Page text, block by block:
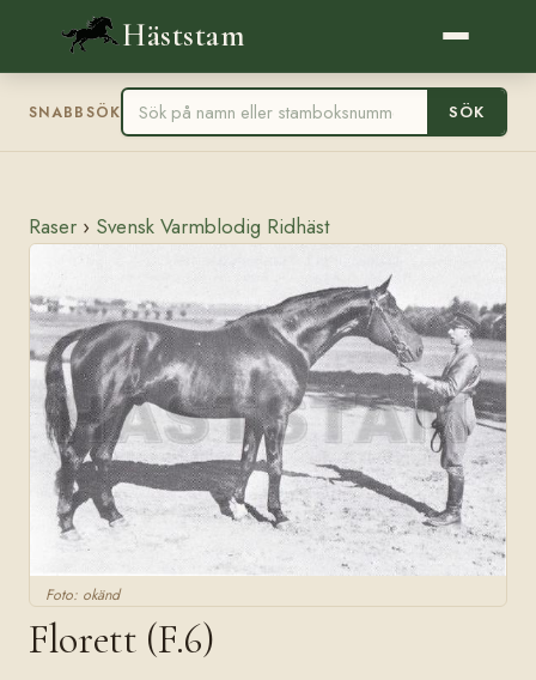
Häststam
SNABBSÖK SÖK
Raser › Svensk Varmblodig Ridhäst
Foto: okänd
Florett (F.6)